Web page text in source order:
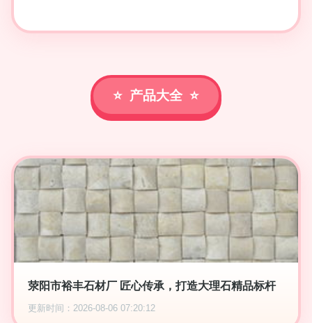
产品大全
荥阳市裕丰石材厂 匠心传承，打造大理石精品标杆
更新时间：2026-08-06 07:20:12